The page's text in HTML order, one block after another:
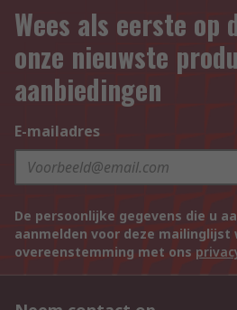
Wees als eerste op
onze nieuwste
aanbiedingen
E-mailadres
De persoonlijke gegevens die u
aanmelden voor deze
overeenstemming met ons